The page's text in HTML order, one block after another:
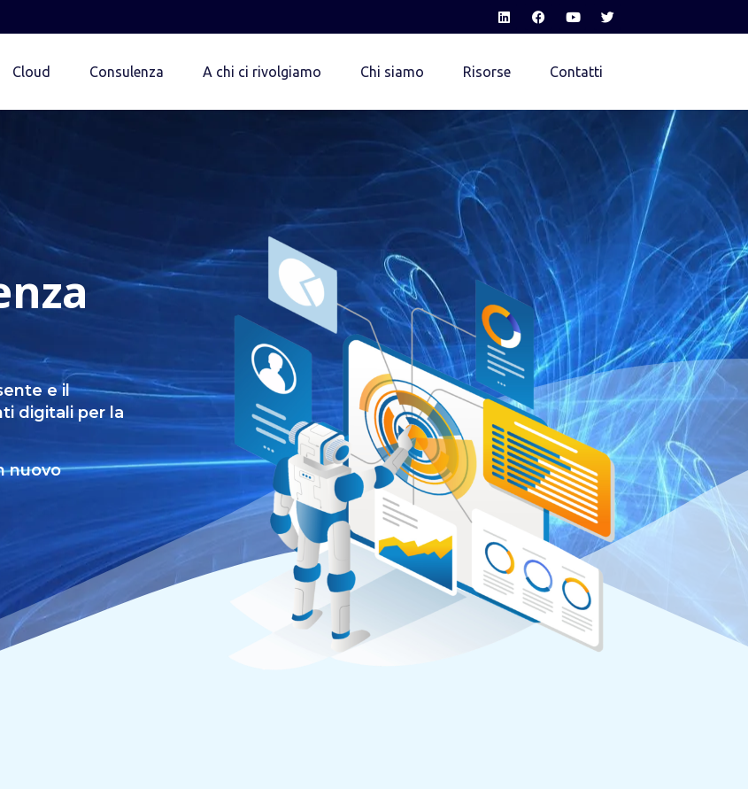
Cloud Consulenza A chi ci rivolgiamo Chi siamo Risorse Contatti
e il
digitali per la
nuovo